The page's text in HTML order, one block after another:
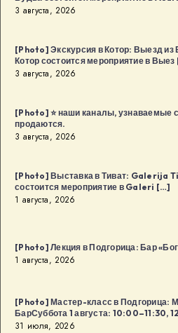
дизайн-
в
Будва:
Kaffa
августа
в
Будва
[…]
3 августа, 2026
[Photo] Экскурсия в Котор: Выезд из
Котор состоится мероприятие в
3 августа, 2026
[Photo] ⭐️ наши каналы, узнаваемые
продаются.
3 августа, 2026
[Photo] Выставка в Тиват: Galerija
состоится мероприятие в Galeri […]
1 августа, 2026
[Photo] Лекция в Подгорица: Бар
1 августа, 2026
[Photo] Мастер-класс в Подгорица:
БарСуббота 1 августа: 10:00–11:30,
31 июля, 2026